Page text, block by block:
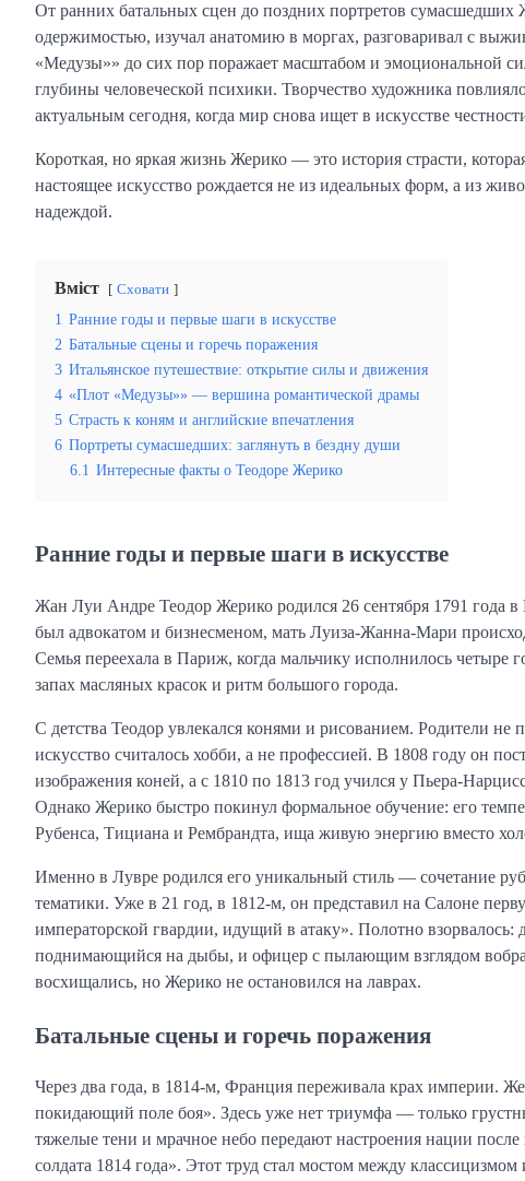
От ранних батальных сцен до поздних портретов
одержимостью, изучал анатомию в моргах, разговаривал с
«Медузы»» до сих пор поражает масштабом и эмоциональной
глубины человеческой психики. Творчество художника
актуальным сегодня, когда мир снова ищет в искусстве
Короткая, но яркая жизнь Жерико — это история страсти,
настоящее искусство рождается не из идеальных форм, а из
надеждой.
Вміст Сховати
1 Ранние годы и первые шаги в искусстве
2 Батальные сцены и горечь поражения
3 Итальянское путешествие: открытие силы и движения
4 «Плот «Медузы»» — вершина романтической драмы
5 Страсть к коням и английские впечатления
6 Портреты сумасшедших: заглянуть в бездну души
6.1 Интересные факты о Теодоре Жерико
Ранние годы и первые шаги в искусстве
Жан Луи Андре Теодор Жерико родился 26 сентября 1791 года
был адвокатом и бизнесменом, мать Луиза-Жанна-Мари
Семья переехала в Париж, когда мальчику исполнилось
запах масляных красок и ритм большого города.
С детства Теодор увлекался конями и рисованием. Родители
искусство считалось хобби, а не профессией. В 1808 году он
изображения коней, а с 1810 по 1813 год учился у Пьера-
Однако Жерико быстро покинул формальное обучение: его
Рубенса, Тициана и Рембрандта, ища живую энергию вместо
Именно в Лувре родился его уникальный стиль — сочетание
тематики. Уже в 21 год, в 1812-м, он представил на Салоне
императорской гвардии, идущий в атаку». Полотно взорвалось:
поднимающийся на дыбы, и офицер с пылающим взглядом
восхищались, но Жерико не остановился на лаврах.
Батальные сцены и горечь поражения
Через два года, в 1814-м, Франция переживала крах империи.
покидающий поле боя». Здесь уже нет триумфа — только
тяжелые тени и мрачное небо передают настроения нации
солдата 1814 года». Этот труд стал мостом между